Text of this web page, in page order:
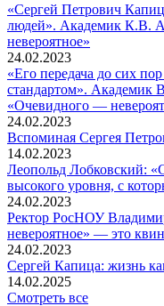
«Сергей Петрович
людей». Академик К.В.
невероятное»
24.02.2023
«Его передача до сих
стандартом».
«Очевидного —
24.02.2023
Вспоминaя Сергея
14.02.2023
Леопольд Лобковский:
высокого уровня, с
24.02.2023
Ректор РосНОУ
невероятное» — это
24.02.2023
Сергей Капица: жизнь
14.02.2025
Смотреть все